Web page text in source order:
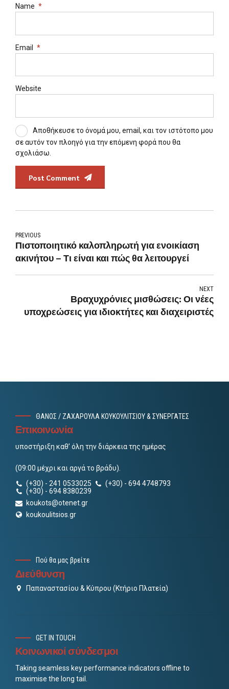
Name *
Email *
Website
Αποθήκευσε το όνομά μου, email, και τον ιστότοπο μου
σε αυτόν τον πλοηγό για την επόμενη φορά που θα
σχολιάσω.
Post Comment
PREVIOUS
Πιστοποιητικό καλοπληρωτή για ενοικίαση
ακινήτου – Τι είναι και πώς θα λειτουργεί
NEXT
Βραχυχρόνιες μισθώσεις: Οι νέες
υποχρεώσεις για ιδιοκτήτες και διαχειριστές
ΘΑΝΟΣ / ΖΑΧΑΡΟΥΛΑ ΚΟΥΚΟΥΛΙΤΣΙΟΥ & ΣΥΝΕΡΓΑΤΕΣ
Επικοινωνία
υποστήριξη καθ’ όλη την διάρκεια της ημέρας
(09:00 μέχρι και αργά το βράδυ).
(+30) - 241 0533025
(+30) - 694 4748793
(+30) - 694 8380239
koukots@otenet.gr
koukoulitsios.gr
Πού θα μας βρείτε
Διεύθυνση
Παπαναστασίου & Κύπρου (Κτήριο Πλατεία)
GET IN TOUCH
Κοινωνικοί σύνδεσμοι
Taking seamless key performance indicators offline to
maximise the long tail.